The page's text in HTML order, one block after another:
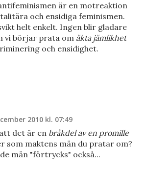
är en motreaktion
och ensidiga feminismen.
helt enkelt. Ingen blir gladare
vi börjar prata om äkta jämlikhet
och ensidighet.
2010 kl. 07:49
det är en bråkdel av en promille
som maktens män du pratar om?
män "förtrycks" också...